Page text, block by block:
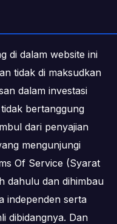
di dalam website ini
tidak di maksudkan
dalam investasi
bertanggung
dari penyajian
mengunjungi
Of Service (Syarat
dahulu dan dihimbau
independen serta
dibidangnya. Dan